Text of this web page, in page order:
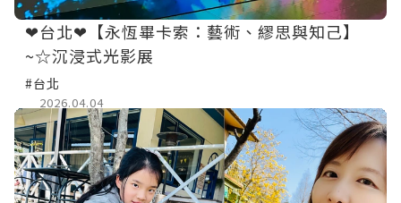
❤台北❤【永恆畢卡索：藝術、繆思與知己】
~☆沉浸式光影展
#台北
2026.04.04